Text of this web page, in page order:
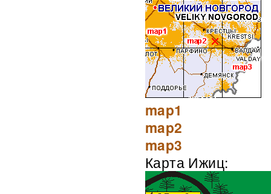
map1
map2
map3
Карта Ижиц: